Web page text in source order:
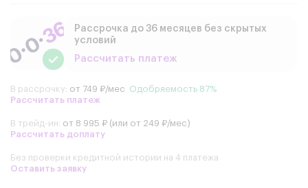
Рассрочка до 36 месяцев без скрытых
условий
Рассчитать платеж
В рассрочку: от 749 ₽/мес Одобряемость 87%
Рассчитать платеж
В трейд-ин: от 8 995 ₽ (или от 249 ₽/мес)
Рассчитать доплату
Без проверки кредитной истории на 4 платежа
Оставить заявку